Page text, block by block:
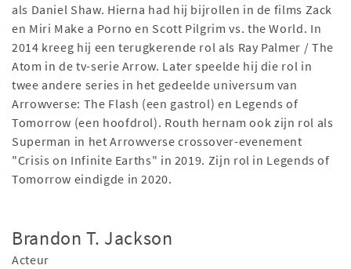
als Daniel Shaw. Hierna had hij bijrollen in de films Zack
en Miri Make a Porno en Scott Pilgrim vs. the World. In
2014 kreeg hij een terugkerende rol als Ray Palmer / The
Atom in de tv-serie Arrow. Later speelde hij die rol in
twee andere series in het gedeelde universum van
Arrowverse: The Flash (een gastrol) en Legends of
Tomorrow (een hoofdrol). Routh hernam ook zijn rol als
Superman in het Arrowverse crossover-evenement
"Crisis on Infinite Earths" in 2019. Zijn rol in Legends of
Tomorrow eindigde in 2020.
Brandon T. Jackson
Acteur